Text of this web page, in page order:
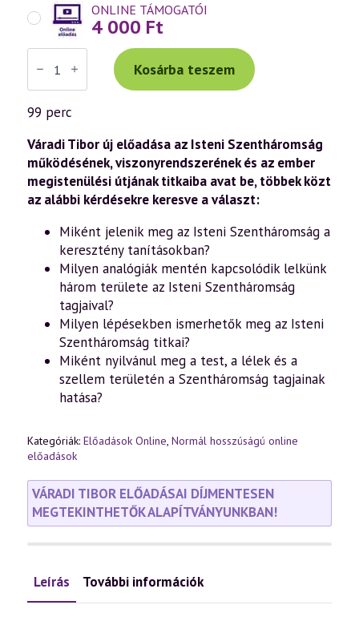
ONLINE TÁMOGATÓI
4 000 Ft
Váradi
Tibor
előadás
(1075)
—
Az
Szentháromság
titkai
az
exoterikus
és
az
kereszténységben
(2026.05.30.)
mennyiség
Kosárba teszem
99 perc
Váradi Tibor új előadása az Isteni Szentháromság
működésének, viszonyrendszerének és az ember
megistenülési útjának titkaiba avat be, többek közt
az alábbi kérdésekre keresve a választ:
Miként jelenik meg az Isteni Szentháromság a
keresztény tanításokban?
Milyen analógiák mentén kapcsolódik lelkünk
három területe az Isteni Szentháromság
tagjaival?
Milyen lépésekben ismerhetők meg az Isteni
Szentháromság titkai?
Miként nyilvánul meg a test, a lélek és a
szellem területén a Szentháromság tagjainak
hatása?
Kategóriák: Előadások Online, Normál hosszúságú online
előadások
VÁRADI TIBOR ELŐADÁSAI DÍJMENTESEN
MEGTEKINTHETŐK ALAPÍTVÁNYUNKBAN!
Leírás További információk